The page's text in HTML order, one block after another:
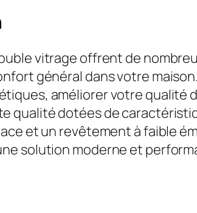
vitrage offrent de
général dans votre
améliorer votre qualité
qualité dotées de
et un revêtement à faible
solution moderne et